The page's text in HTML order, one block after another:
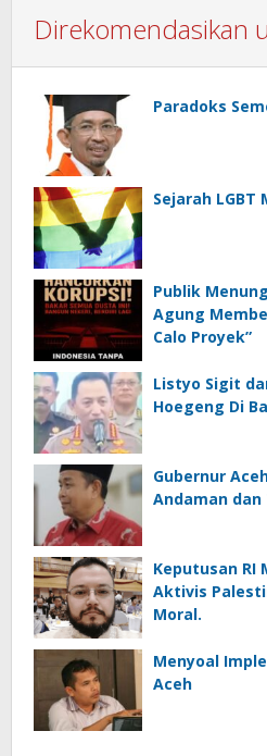
Direkomendasikan
Paradoks
Sejarah LGBT
Publik
Agung
Calo Proyek”
Listyo Sigit
Hoegeng Di
Gubernur
Andaman
Keputusan RI Mendeportasi Seorang
Aktivis
Moral.
Menyoal
Aceh